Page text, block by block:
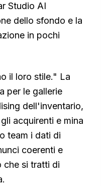
Studio AI
dello sfondo e la
in pochi
il loro stile." La
per le gallerie
dell'inventario,
acquirenti e mina
team i dati di
coerenti e
che si tratti di